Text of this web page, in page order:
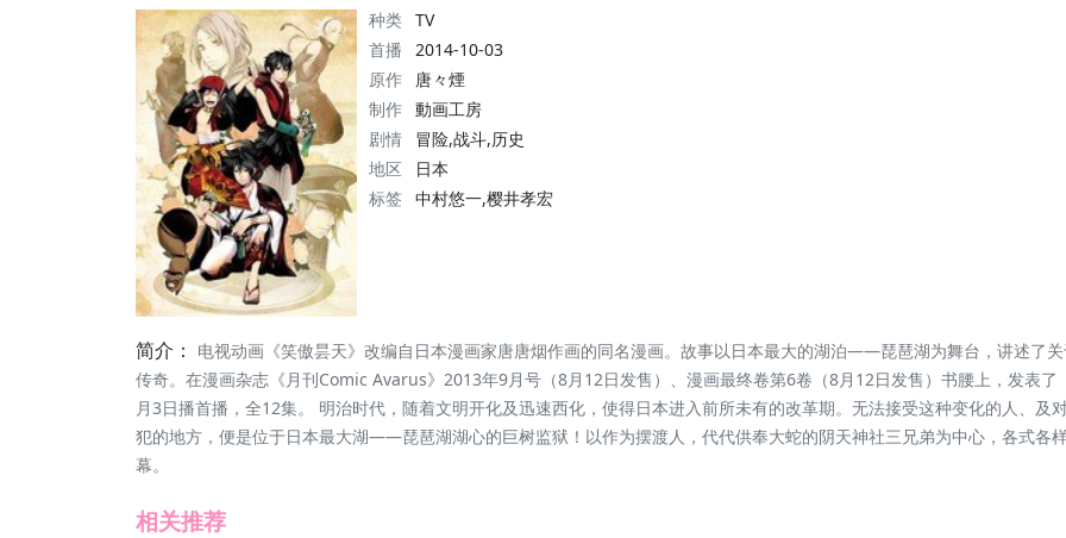
种类 TV
首播
2014-10-03
原作
唐々煙
制作 動画工房
剧情
冒险,战斗,历史
地区
日本
标签
中村悠一,樱井孝宏
简介：
电视动画《笑傲昙天》改编自日本漫画家唐唐烟作画的同名漫画。故事以日本最大的湖泊——琵琶湖为舞台，讲述了
传奇。在漫画杂志《月刊Comic Avarus》2013年9月号（8月12日发售）、漫画最终卷第6卷（8月12日发售）书腰上，发表
月3日播首播，全12集。 明治时代，随着文明开化及迅速西化，使得日本进入前所未有的改革期。无法接受这种变化的人、及
犯的地方，便是位于日本最大湖——琵琶湖湖心的巨树监狱！以作为摆渡人，代代供奉大蛇的阴天神社三兄弟为中心，各式各
幕。
相关推荐